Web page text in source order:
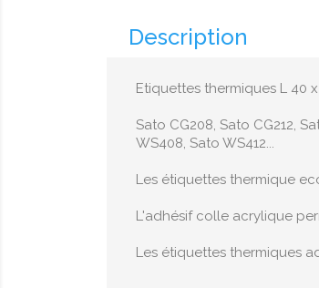
Description
Etiquettes thermiques L 40
Sato CG208, Sato CG212,
WS408, Sato WS412...
Les étiquettes thermique
L'adhésif colle acrylique
Les étiquettes thermiques